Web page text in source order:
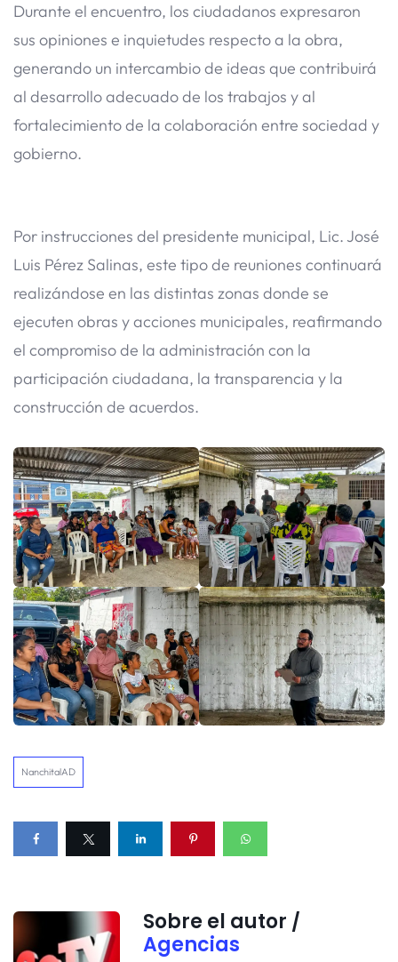
Durante el encuentro, los ciudadanos expresaron
sus opiniones e inquietudes respecto a la obra,
generando un intercambio de ideas que contribuirá
al desarrollo adecuado de los trabajos y al
fortalecimiento de la colaboración entre sociedad y
gobierno.
Por instrucciones del presidente municipal, Lic. José
Luis Pérez Salinas, este tipo de reuniones continuará
realizándose en las distintas zonas donde se
ejecuten obras y acciones municipales, reafirmando
el compromiso de la administración con la
participación ciudadana, la transparencia y la
construcción de acuerdos.
NanchitalAD
Sobre el autor /
Agencias